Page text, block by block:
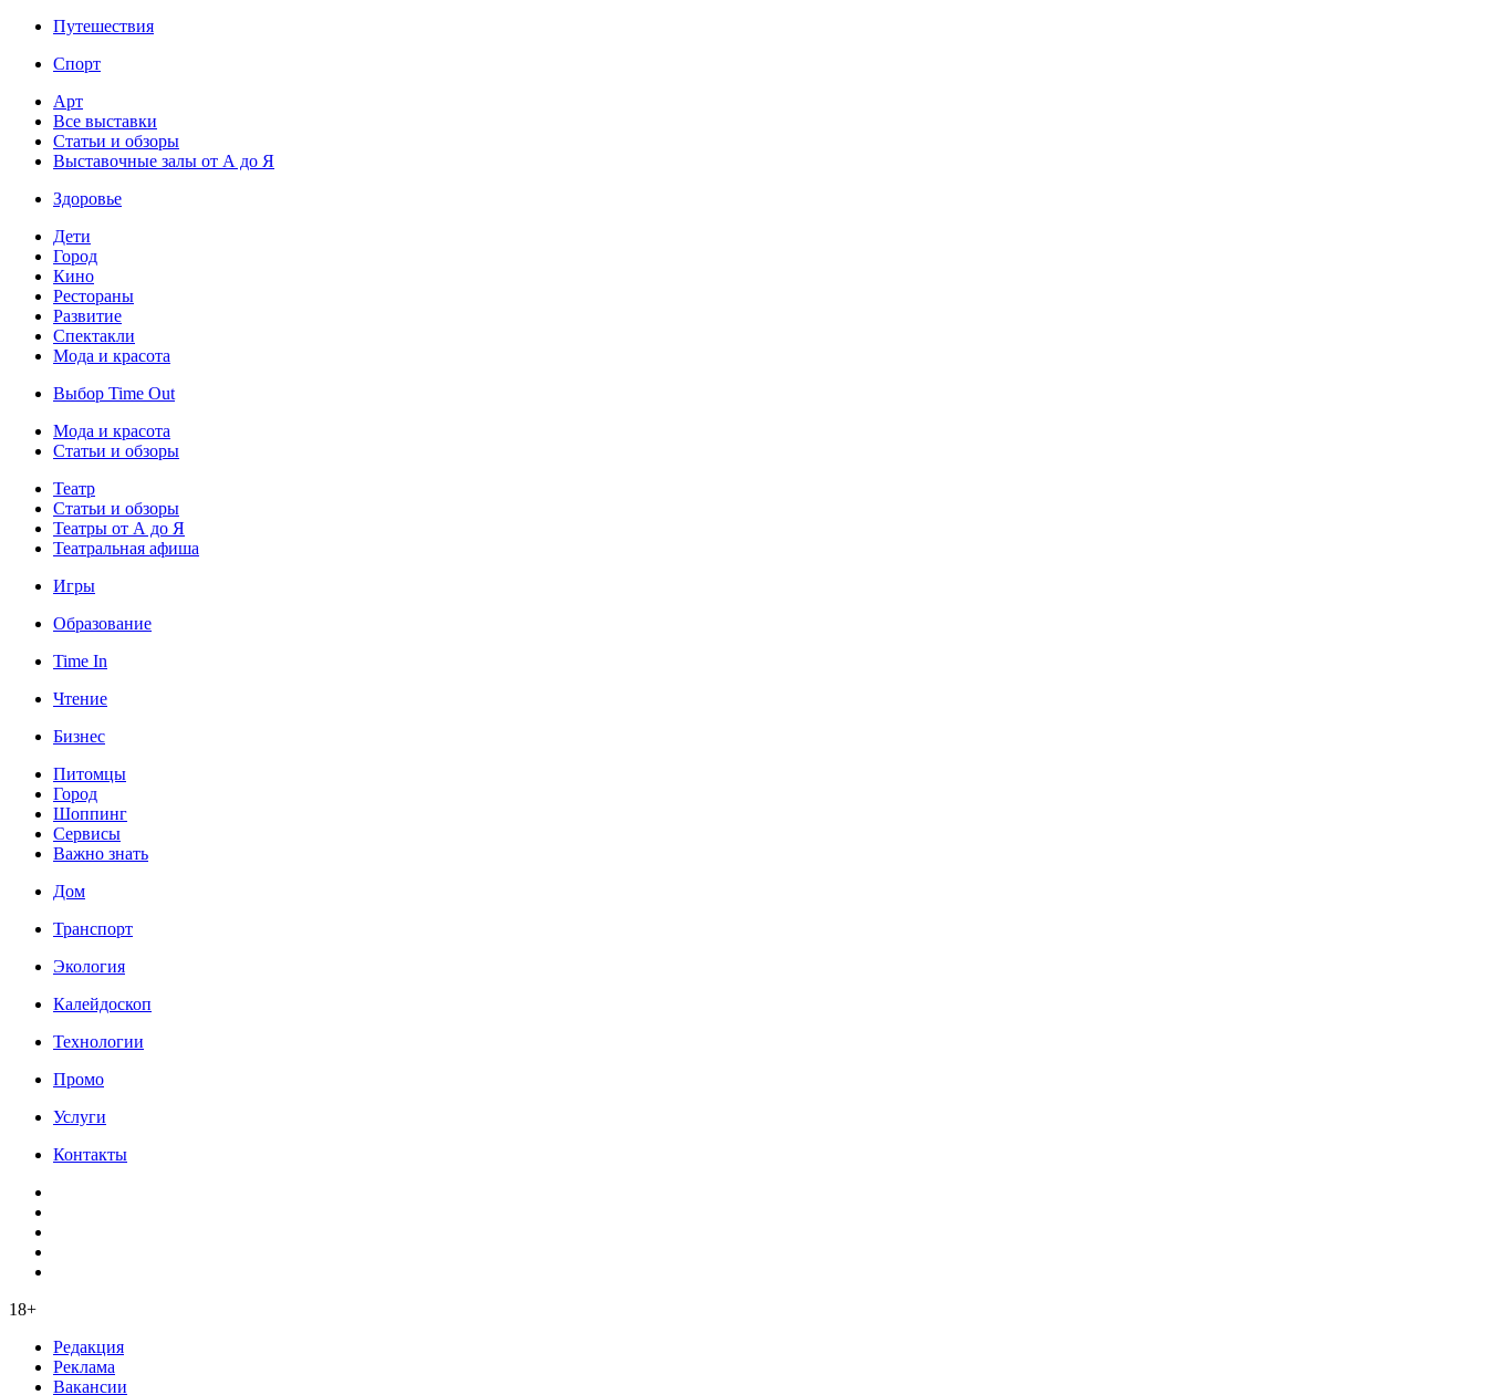
Путешествия
Спорт
Арт
Все выставки
Статьи и обзоры
Выставочные залы от А до Я
Здоровье
Дети
Город
Кино
Рестораны
Развитие
Спектакли
Мода и красота
Выбор Time Out
Мода и красота
Статьи и обзоры
Театр
Статьи и обзоры
Театры от А до Я
Театральная афиша
Игры
Образование
Time In
Чтение
Бизнес
Питомцы
Город
Шоппинг
Сервисы
Важно знать
Дом
Транспорт
Экология
Калейдоскоп
Технологии
Промо
Услуги
Контакты
18+
Редакция
Реклама
Вакансии